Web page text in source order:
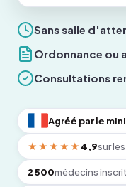
Sans salle
Ordonnance ou
Consultations
Agréé par le
★★★★★ 4,9sur
2 500médecins